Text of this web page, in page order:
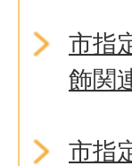
市指
飾関
市指